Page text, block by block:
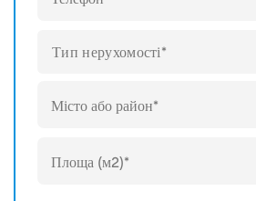
Тип нерухомості*